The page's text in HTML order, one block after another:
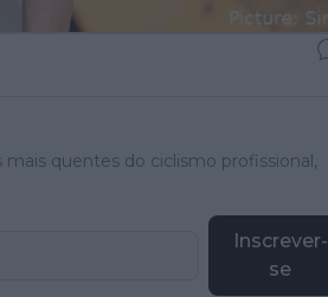
quentes do ciclismo profissional,
Inscrever-
se